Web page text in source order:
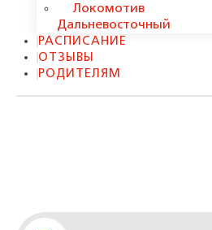
Локомотив
Дальневосточный
РАСПИСАНИЕ
ОТЗЫВЫ
РОДИТЕЛЯМ